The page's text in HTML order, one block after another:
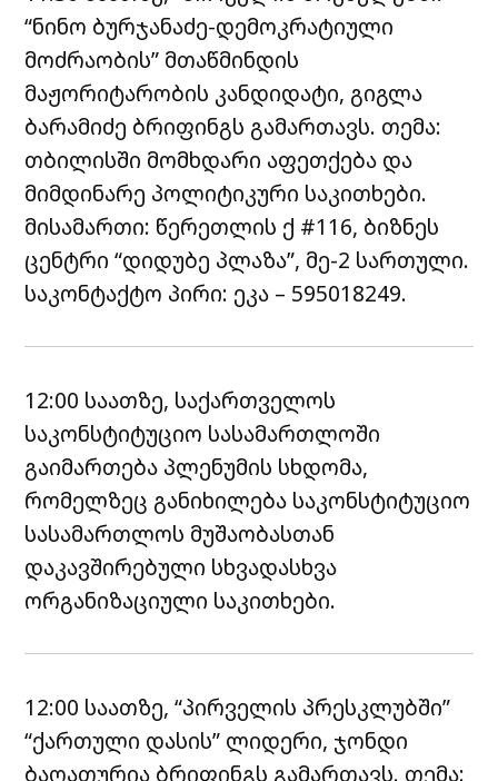
“ნინო ბურჯანაძე-დემოკრატიული
მოძრაობის” მთაწმინდის
მაჟორიტარობის კანდიდატი, გიგლა
ბარამიძე ბრიფინგს გამართავს. თემა:
თბილისში მომხდარი აფეთქება და
მიმდინარე პოლიტიკური საკითხები.
მისამართი: წერეთლის ქ #116, ბიზნეს
ცენტრი “დიდუბე პლაზა”, მე-2 სართული.
საკონტაქტო პირი: ეკა – 595018249.
12:00 საათზე, საქართველოს
საკონსტიტუციო სასამართლოში
გაიმართება პლენუმის სხდომა,
რომელზეც განიხილება საკონსტიტუციო
სასამართლოს მუშაობასთან
დაკავშირებული სხვადასხვა
ორგანიზაციული საკითხები.
12:00 საათზე, “პირველის პრესკლუბში”
“ქართული დასის” ლიდერი, ჯონდი
ბაღათურია ბრიფინგს გამართავს. თემა: